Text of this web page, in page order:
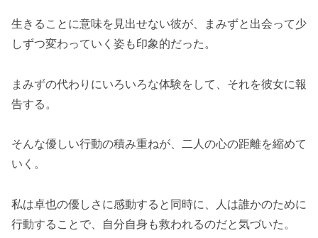
生きることに意味を見出せない彼が、まみずと出会って少
しずつ変わっていく姿も印象的だった。
まみずの代わりにいろいろな体験をして、それを彼女に報
告する。
そんな優しい行動の積み重ねが、二人の心の距離を縮めて
いく。
私は卓也の優しさに感動すると同時に、人は誰かのために
行動することで、自分自身も救われるのだと気づいた。